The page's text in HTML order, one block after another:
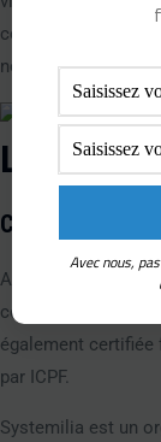
compétences et
nouveau rôle.
L'experte
Catherine Roupié
Accompagnement
coach certifiée KCF
également certifiée
par ICPF.
Systemilia est un
Avec nous,